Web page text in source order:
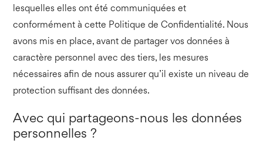
lesquelles elles ont été communiquées et
conformément à cette Politique de Confidentialité. Nous
avons mis en place, avant de partager vos données à
caractère personnel avec des tiers, les mesures
nécessaires afin de nous assurer qu’il existe un niveau de
protection suffisant des données.
Avec qui partageons-nous les données
personnelles ?